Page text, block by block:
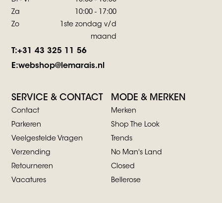
Za
10:00 - 17:00
Zo
1ste zondag v/d
maand
T:+31 43 325 11 56
E:webshop@lemarais.nl
SERVICE & CONTACT
Contact
Parkeren
Veelgestelde Vragen
Verzending
Retourneren
Vacatures
MODE & MERKEN
Merken
Shop The Look
Trends
No Man's Land
Closed
Bellerose